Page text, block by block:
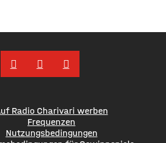
Radio Charivari werben
Frequenzen
Nutzungsbedingungen